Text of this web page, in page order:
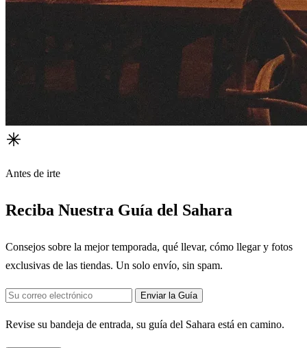
Antes de irte
Reciba Nuestra Guía del Sahara
Consejos sobre la mejor temporada, qué llevar, cómo llegar y fotos
exclusivas de las tiendas. Un solo envío, sin spam.
Enviar la Guía
Revise su bandeja de entrada, su guía del Sahara está en camino.